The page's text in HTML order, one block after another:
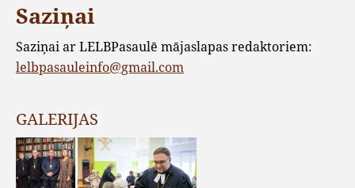
Saziņai
Saziņai ar LELBPasaulē mājaslapas redaktoriem:
lelbpasauleinfo@gmail.com
GALERIJAS